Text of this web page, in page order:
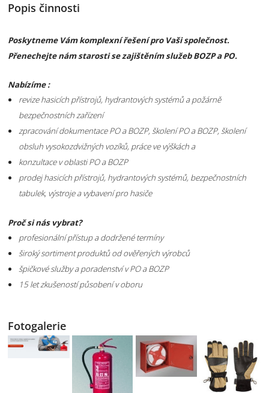
Popis činnosti
Poskytneme Vám komplexní řešení pro Vaši společnost.
Přenechejte nám starosti se zajištěním služeb BOZP a PO.
Nabízíme :
revize hasicích přístrojů, hydrantových systémů a požárně
bezpečnostních zařízení
zpracování dokumentace PO a BOZP, školení PO a BOZP, školení
obsluh vysokozdvižných vozíků, práce ve výškách a
konzultace v oblasti PO a BOZP
prodej hasicích přístrojů, hydrantových systémů, bezpečnostních
tabulek, výstroje a vybavení pro hasiče
Proč si nás vybrat?
profesionální přístup a dodržené termíny
široký sortiment produktů od ověřených výrobců
špičkové služby a poradenství v PO a BOZP
15 let zkušeností působení v oboru
Fotogalerie